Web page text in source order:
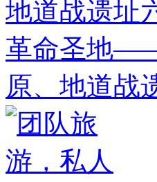
革命圣地
原、地道战